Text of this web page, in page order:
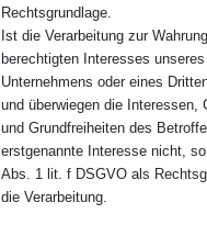
Rechtsgrundlage.
Ist die Verarbeitung zur
berechtigten Interesses unseres
Unternehmens oder eines
und überwiegen die Interessen,
und Grundfreiheiten des
erstgenannte Interesse nicht,
Abs. 1 lit. f DSGVO als
die Verarbeitung.